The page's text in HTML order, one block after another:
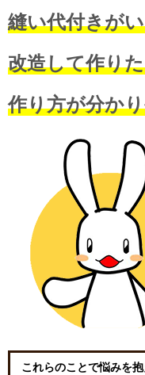
縫い代付きが
改造して作り
作り方が分か
これらのことで悩みを